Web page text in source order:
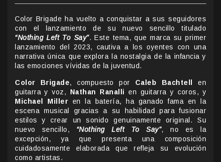
Color Brigade ha vuelto a conquistar a sus seguidores
con el lanzamiento de su nuevo sencillo titulado
“Nothing Left To Say”. Este tema, que marca su primer
lanzamiento del 2023, cautiva a los oyentes con una
narrativa única que explora la nostalgia de la infancia y
las emociones vívidas de la juventud.
Color Brigade, compuesto por Caleb Bachtell
en
guitarra y voz, Nathan Ranalli en guitarra y coros, y
Michael Miller en la batería, ha ganado fama en la
escena musical gracias a su habilidad para fusionar
estilos y crear un sonido genuinamente original. Su
nuevo sencillo, “Nothing Left To Say”, no es la
excepción, ya que presenta una composición
cuidadosamente elaborada que refleja su evolución
como artistas.